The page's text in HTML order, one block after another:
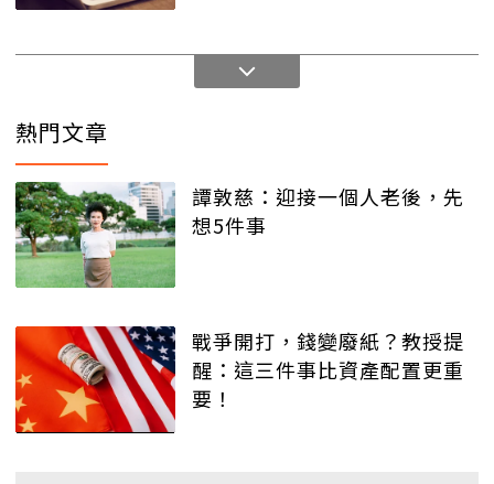
熱門文章
譚敦慈：迎接一個人老後，先
想5件事
戰爭開打，錢變廢紙？教授提
醒：這三件事比資產配置更重
要！